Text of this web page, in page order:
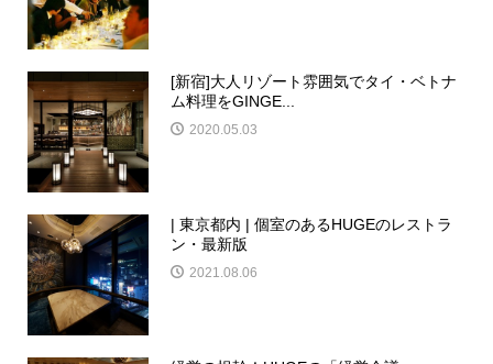
[新宿]大人リゾート雰囲気でタイ・ベトナ
ム料理をGINGE...
2020.05.03
| 東京都内 | 個室のあるHUGEのレストラ
ン・最新版
2021.08.06